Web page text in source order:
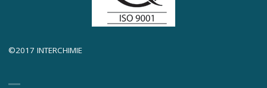
©2017 INTERCHIMIE